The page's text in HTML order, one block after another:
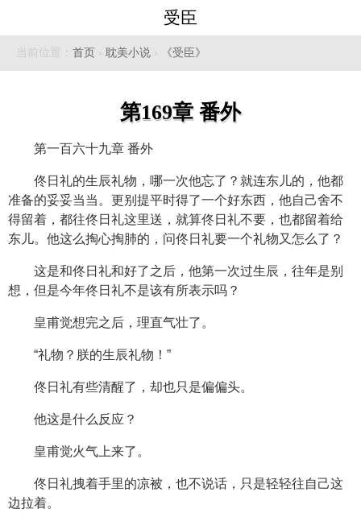
受臣
当前位置： 首页 › 耽美小说 › 《受臣》
第169章 番外
第一百六十九章 番外
佟日礼的生辰礼物，哪一次他忘了？就连东儿的，他都
准备的妥妥当当。更别提平时得了一个好东西，他自己舍不
得留着，都往佟日礼这里送，就算佟日礼不要，也都留着给
东儿。他这么掏心掏肺的，问佟日礼要一个礼物又怎么了？
这是和佟日礼和好了之后，他第一次过生辰，往年是别
想，但是今年佟日礼不是该有所表示吗？
皇甫觉想完之后，理直气壮了。
“礼物？朕的生辰礼物！”
佟日礼有些清醒了，却也只是偏偏头。
他这是什么反应？
皇甫觉火气上来了。
佟日礼拽着手里的凉被，也不说话，只是轻轻往自己这
边拉着。